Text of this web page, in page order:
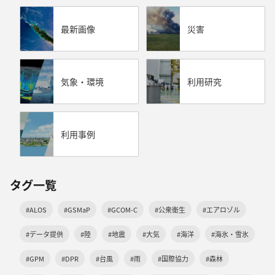
最新画像 災害
気象・環境 利用研究
利用事例
タグ一覧
#ALOS #GSMaP #GCOM-C #公衆衛生 #エアロゾル
#データ提供 #陸 #地震 #大気 #海洋 #海氷・雪氷
#GPM #DPR #台風 #雨 #国際協力 #森林